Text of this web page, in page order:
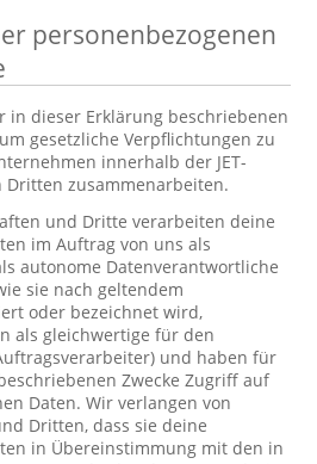
personenbezogenen
in dieser Erklärung beschriebenen
gesetzliche Verpflichtungen zu
innerhalb der JET-
Dritten zusammenarbeiten.
und Dritte verarbeiten deine
im Auftrag von uns als
autonome Datenverantwortliche
sie nach geltendem
oder bezeichnet wird,
als gleichwertige für den
und haben für
Zwecke Zugriff auf
Daten. Wir verlangen von
Dritten, dass sie deine
in Übereinstimmung mit den in